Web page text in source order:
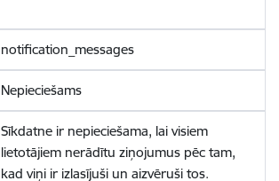
notification_messages
Nepieciešams
Sīkdatne ir nepieciešama, lai visiem
lietotājiem nerādītu ziņojumus pēc tam,
kad viņi ir izlasījuši un aizvēruši tos.